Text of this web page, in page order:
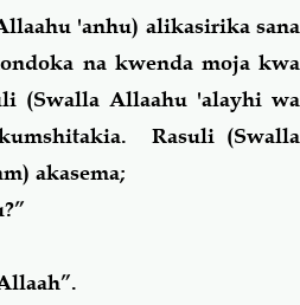
'anhu) alikasirika sana
na kwenda moja kwa
(Swalla Allaahu 'alayhi wa
Rasuli (Swalla
akasema;